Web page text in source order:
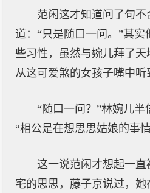
范闲这才知道问了句
道：“只是随口一问。”其
些习性，虽然与婉儿拜了
从这可爱煞的女孩子嘴中听
“随口一问？”林婉儿半
“相公是在想思思姑娘的事
这一说范闲才想起一
宅的思思，藤子京说过，